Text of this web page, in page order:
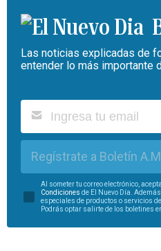
Las noticias explicadas de
entender lo más importante
Regístrate a Boletín
Al someter tu correo electrónico,
Condiciones de El Nuevo Día.
especiales de productos o servicios
Podrás optar salirte de los boletines